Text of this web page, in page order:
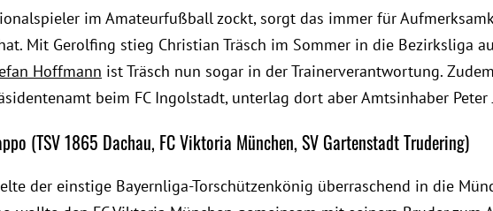
im Amateurfußball zockt, sorgt das immer für
Mit Gerolfing stieg Christian Träsch im Sommer in die Bezirksliga
Hoffmann ist Träsch nun sogar in der Trainerverantwortung.
beim FC Ingolstadt, unterlag dort aber Amtsinhaber Peter
(TSV 1865 Dachau, FC Viktoria München, SV Gartenstadt Trudering)
der einstige Bayernliga-Torschützenkönig überraschend in die